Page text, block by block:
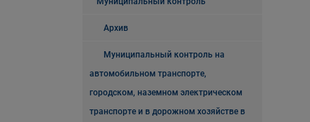
Архив
Муниципальный контроль на
автомобильном транспорте,
городском, наземном электрическом
транспорте и в дорожном хозяйстве в